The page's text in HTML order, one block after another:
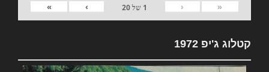
«
‹
1 של20
›
»
קטלוג ג'יפ 1972